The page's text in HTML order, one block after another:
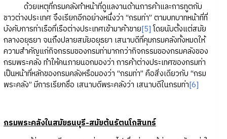
ด้วยเหตุที่กรมคลังทำหน้าที่ดูแลงานด้านการค้าและการทูตกับ
ชาวต่างประเทศ จึงเรียกอีกอย่างหนึ่งว่า “กรมท่า” ตามบทบาทหน้าที่ที่
บังคับการท่าเรือที่เรือต่างประเทศเข้ามาค้าขาย[5]โดยนับตั้งแต่สมัย
กลางอยุธยา จนถึงปลายสมัยอยุธยา เสนาบดีที่คุมกรมคลังทั้งหมดให้
ความสำคัญแก่กิจกรรมของกรมท่ามากกว่ากิจกรรมของกรมคลังของ
กรมพระคลัง ทำให้คนภายนอกมองว่า การค้าต่างประเทศของกรมท่า
เป็นหน้าที่หลักของกรมคลังหรือมองว่า “กรมท่า” คือสิ่งเดียวกับ “กรม
พระคลัง” มีการเรียกชื่อ เสนาบดีพระคลังว่า เสนาบดีในกรมท่า[6]
กรมพระคลังในสมัยธนบุรี-สมัยต้นรัตนโกสินทร์